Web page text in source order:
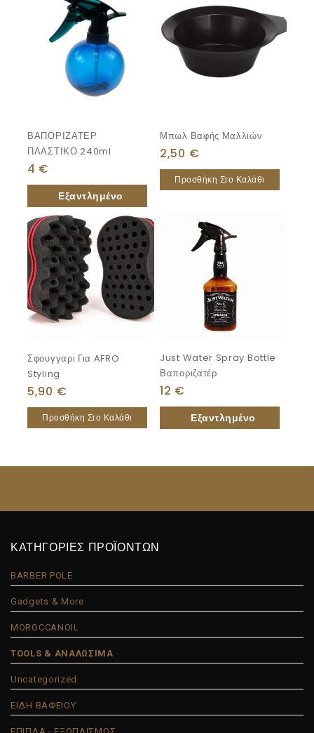
ΒΑΠΟΡΙΖΑΤΕΡ
ΠΛΑΣΤΙΚΟ 240ml
4 €
Μπωλ Βαφής Μαλλιών
2,50 €
Προσθήκη Στο Καλάθι
Σφουγγαρι Για AFRO
Styling
5,90 €
Προσθήκη Στο Καλάθι
Just Water Spray Bottle
Βαποριζατέρ
12 €
ΚΑΤΗΓΟΡΙΕΣ ΠΡΟΪΟΝΤΩΝ
BARBER POLE
Gadgets & More
MOROCCANOIL
TOOLS & ΑΝΑΛΩΣΙΜΑ
Uncategorized
ΕΙΔΗ ΒΑΦΕΙΟΥ